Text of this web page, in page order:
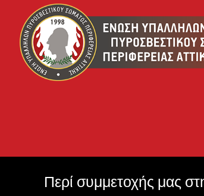
Περί συμμετοχής μας